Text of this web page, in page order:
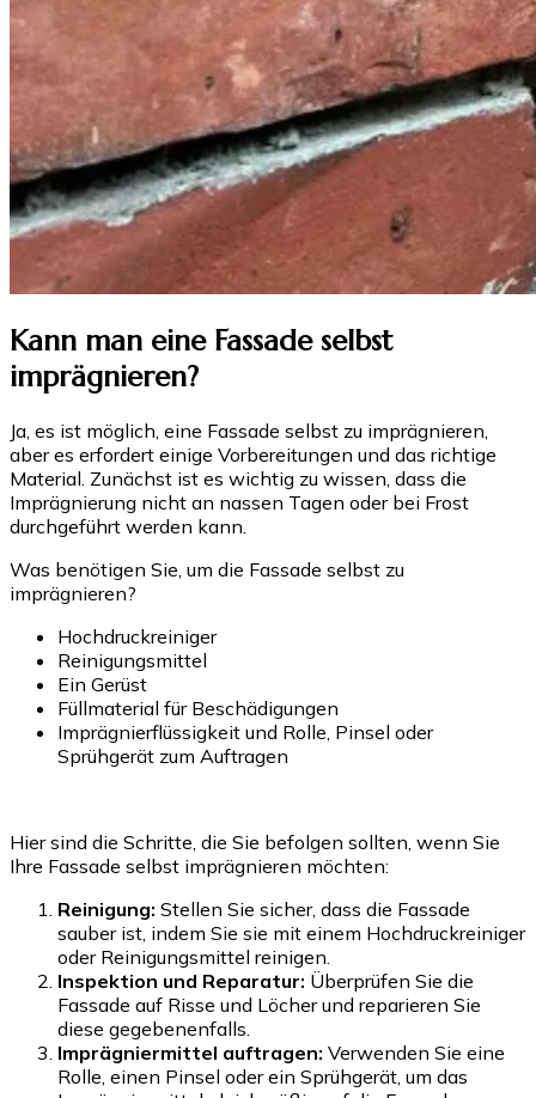
Kann man eine Fassade selbst
imprägnieren?
Ja, es ist möglich, eine Fassade selbst zu imprägnieren,
aber es erfordert einige Vorbereitungen und das richtige
Material. Zunächst ist es wichtig zu wissen, dass die
Imprägnierung nicht an nassen Tagen oder bei Frost
durchgeführt werden kann.
Was benötigen Sie, um die Fassade selbst zu
imprägnieren?
Hochdruckreiniger
Reinigungsmittel
Ein Gerüst
Füllmaterial für Beschädigungen
Imprägnierflüssigkeit und Rolle, Pinsel oder
Sprühgerät zum Auftragen
Hier sind die Schritte, die Sie befolgen sollten, wenn Sie
Ihre Fassade selbst imprägnieren möchten:
Reinigung: Stellen Sie sicher, dass die Fassade
sauber ist, indem Sie sie mit einem Hochdruckreiniger
oder Reinigungsmittel reinigen.
Inspektion und Reparatur: Überprüfen Sie die
Fassade auf Risse und Löcher und reparieren Sie
diese gegebenenfalls.
Imprägniermittel auftragen: Verwenden Sie eine
Rolle, einen Pinsel oder ein Sprühgerät, um das